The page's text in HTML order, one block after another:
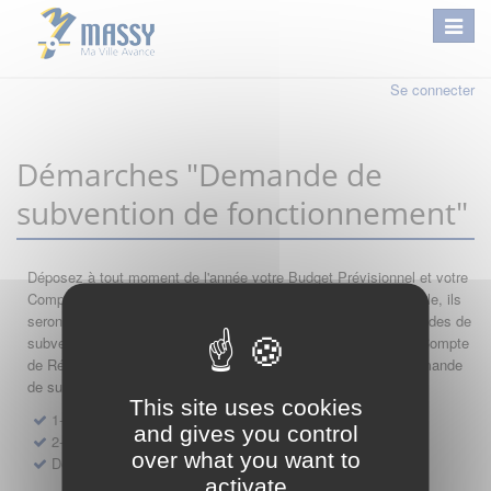
Se connecter
Démarches "Demande de
subvention de fonctionnement"
Déposez à tout moment de l'année votre Budget Prévisionnel et votre
Compte de Résultat : si leur année comptable est encore valable, ils
seront automatiquement réutilisés lors de vos nouvelles demandes de
subvention. Par conséquent merci de saisir dans l'ordre votre Compte
de Résultat, votre Budget Prévisionnel, et de finir par votre demande
de subvention.
1- Dépôt de Compte de Résultat de Fonctionnement
2- Dépôt de Budget Prévisionnel de Fonctionnement
Demande de subvention de fonctionnement 2027
This site uses cookies
and gives you control
over what you want to
activate